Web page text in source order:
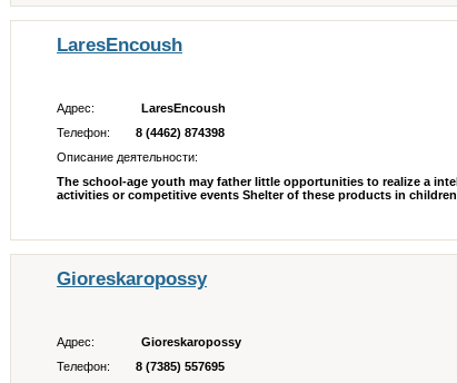
LaresEncoush
Адрес:
LaresEncoush
Телефон:
8 (4462) 874398
Описание деятельности:
The school-age youth may father little opportunities to realize a
activities or competitive events Shelter of these products in
Gioreskaropossy
Адрес:
Gioreskaropossy
Телефон:
8 (7385) 557695